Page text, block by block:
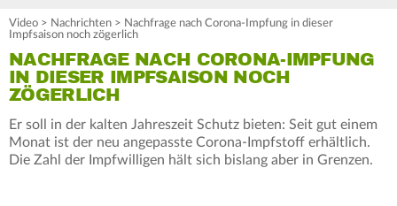
Video > Nachrichten > Nachfrage nach Corona-Impfung in dieser
Impfsaison noch zögerlich
NACHFRAGE NACH CORONA-IMPFUNG
IN DIESER IMPFSAISON NOCH
ZÖGERLICH
Er soll in der kalten Jahreszeit Schutz bieten: Seit gut einem
Monat ist der neu angepasste Corona-Impfstoff erhältlich.
Die Zahl der Impfwilligen hält sich bislang aber in Grenzen.